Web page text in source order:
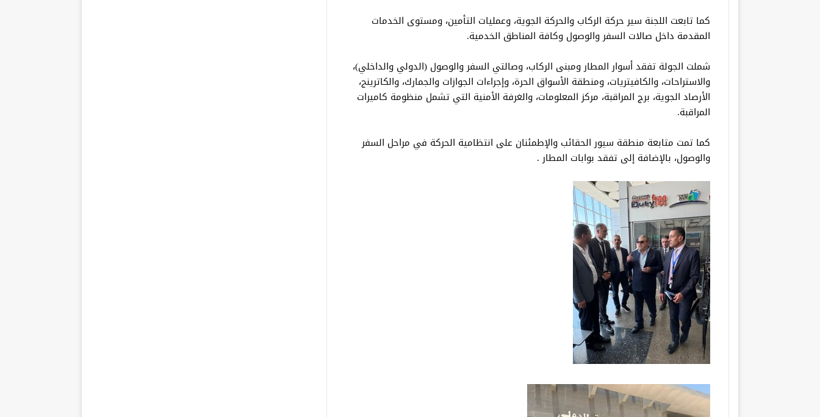
كما تابعت اللجنة سير حركة الركاب والحركة الجوية، وعمليات التأمين، ومستوى الخدمات
المقدمة داخل صالات السفر والوصول وكافة المناطق الخدمية.
شملت الجولة تفقد أسوار المطار ومبنى الركاب، وصالتي السفر والوصول (الدولي والداخلي)،
والاستراحات، والكافيتريات، ومنطقة الأسواق الحرة، وإجراءات الجوازات والجمارك، والكاترينج،
الأرصاد الجوية، برج المراقبة، مركز المعلومات، والغرفة الأمنية التي تشمل منظومة كاميرات
المراقبة.
كما تمت متابعة منطقة سيور الحقائب والإطمئنان على انتظامية الحركة في مراحل السفر
والوصول، بالإضافة إلى تفقد بوابات المطار .